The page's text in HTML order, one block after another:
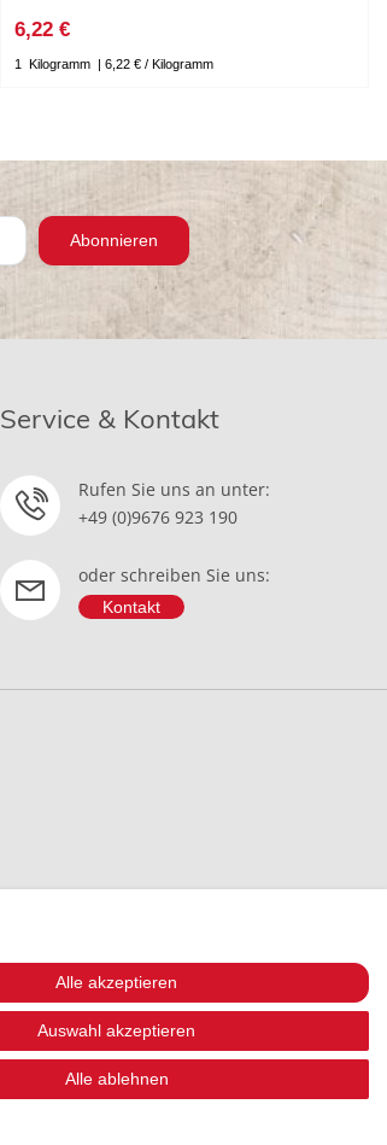
6,22 €
1 Kilogramm | 6,22 € / Kilogramm
Abonnieren
Service & Kontakt
Rufen Sie uns an unter:
+49 (0)9676 923 190
oder schreiben Sie uns:
Kontakt
Alle akzeptieren
Auswahl akzeptieren
Alle ablehnen